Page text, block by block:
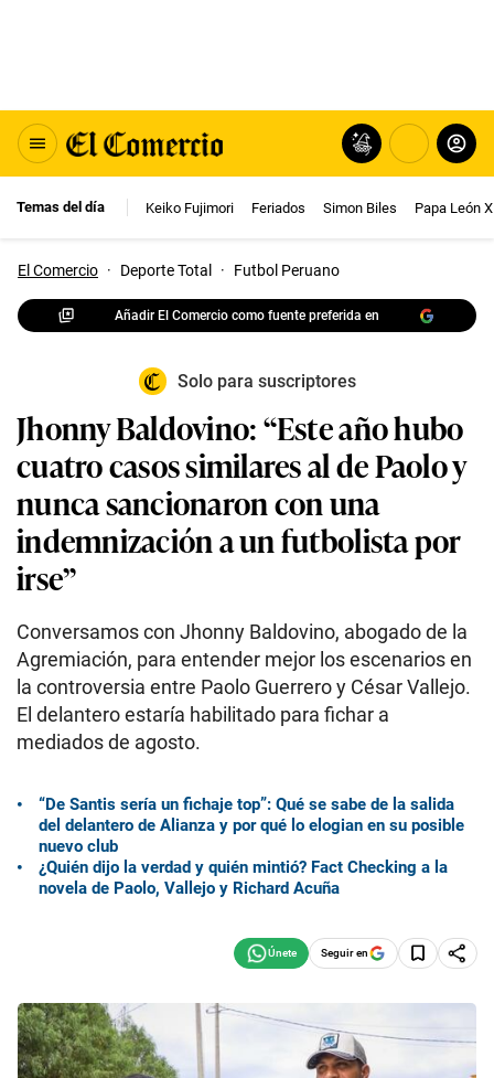
Temas del día Keiko Fujimori Feriados Simon Biles Papa León
El Comercio · Deporte Total · Futbol Peruano
Añadir El Comercio como fuente preferida en
Solo para suscriptores
Jhonny Baldovino: “Este año hubo
cuatro casos similares al de Paolo y
nunca sancionaron con una
indemnización a un futbolista por
irse”
Conversamos con Jhonny Baldovino, abogado de la
Agremiación, para entender mejor los escenarios en
la controversia entre Paolo Guerrero y César Vallejo.
El delantero estaría habilitado para fichar a
mediados de agosto.
“De Santis sería un fichaje top”: Qué se sabe de la salida
del delantero de Alianza y por qué lo elogian en su posible
nuevo club
¿Quién dijo la verdad y quién mintió? Fact Checking a la
novela de Paolo, Vallejo y Richard Acuña
Seguir en